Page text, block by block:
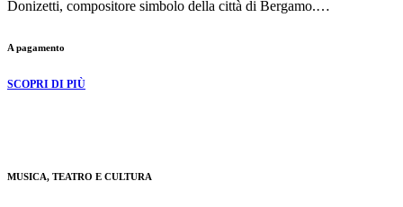
Donizetti, compositore simbolo della città di Bergamo.
Ambientata nella suggestiva cornice di Piazza Cittadella a Bergamo
L'appuntamento è in programma mercoledì 19 agosto 2026 alle ore
A pagamento
SCOPRI DI PIÙ
MUSICA, TEATRO E CULTURA